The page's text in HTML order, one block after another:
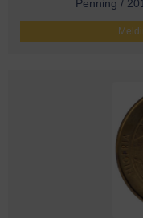
Penning /